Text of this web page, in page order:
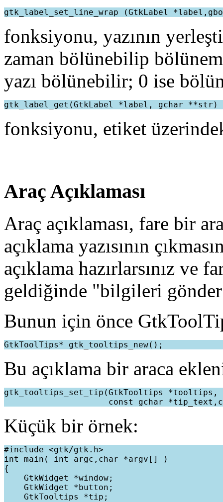
fonksiyonu, yazının
zaman bölünebilip
yazı bölünebilir; 0 ise
fonksiyonu, etiket
Araç Açıklaması
Araç açıklaması, fare bir
açıklama yazısının
açıklama hazırlarsınız ve
geldiğinde "bilgileri
Bunun için önce
Bu açıklama bir araca
gtk_tooltips_set_tip(GtkTooltips *tooltips,
Küçük bir örnek:
#include <gtk/gtk.h>
int main( int argc,char *argv[] )
{
    GtkWidget *window;
    GtkWidget *button;
    GtkTooltips *tip;